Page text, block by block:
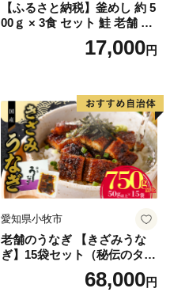
【ふるさと納税】釜めし 約 5
00ｇ × 3食 セット 鮭 老舗 急
速冷凍 レンチン 時短 簡単調
理 食品 加工品 海鮮 手作り
り寄せグルメ 愛知県 小牧市
送料無料
17,000円
愛知県小牧市
老舗のうなぎ 【きざみうな
ぎ】15袋セット（秘伝のタレ
68,000円